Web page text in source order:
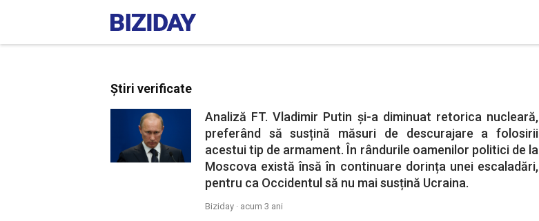
Știri verificate
Analiză FT. Vladimir Putin și-a diminuat retorica nucleară,
preferând să susțină măsuri de descurajare a folosirii
acestui tip de armament. În rândurile oamenilor politici de la
Moscova există însă în continuare dorința unei escaladări,
pentru ca Occidentul să nu mai susțină Ucraina.
Biziday · acum 3 ani